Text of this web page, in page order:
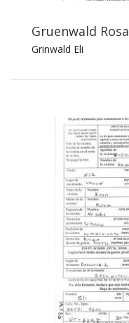
Gruenwald Rosa
Grinwald Eli